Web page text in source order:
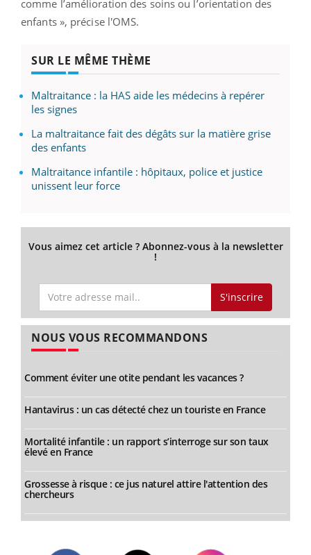
comme l’amélioration des soins ou l’orientation des
enfants », précise l'OMS.
SUR LE MÊME THÈME
Maltraitance : la HAS aide les médecins à repérer
les signes
La maltraitance fait des dégâts sur la matière grise
des enfants
Maltraitance infantile : hôpitaux, police et justice
unissent leur force
Vous aimez cet article ? Abonnez-vous à la newsletter
!
S'inscrire
NOUS VOUS RECOMMANDONS
Comment éviter une otite pendant les vacances ?
Hantavirus : un cas détecté chez un touriste en France
Mortalité infantile : un rapport s’interroge sur son taux
élevé en France
Grossesse à risque : ce jus naturel attire l'attention des
chercheurs